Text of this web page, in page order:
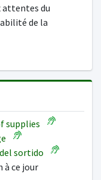
attentes du
de la
supplies
sortido
à ce jour